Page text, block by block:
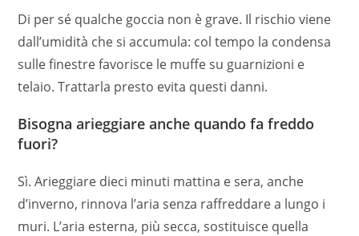
Di per sé qualche goccia non è grave. Il rischio viene
dall’umidità che si accumula: col tempo la condensa
sulle finestre favorisce le muffe su guarnizioni e
telaio. Trattarla presto evita questi danni.
Bisogna arieggiare anche quando fa freddo
fuori?
Sì. Arieggiare dieci minuti mattina e sera, anche
d’inverno, rinnova l’aria senza raffreddare a lungo i
muri. L’aria esterna, più secca, sostituisce quella